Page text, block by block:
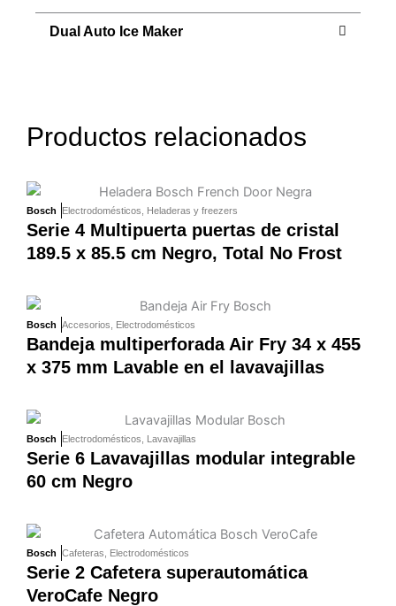
Dual Auto Ice Maker
Productos relacionados
Bosch Electrodomésticos Heladeras y freezers
Serie 4 Multipuerta puertas de cristal
189.5 x 85.5 cm Negro, Total No Frost
Bosch Accesorios Electrodomésticos
Bandeja multiperforada Air Fry 34 x 455
x 375 mm Lavable en el lavavajillas
Bosch Electrodomésticos Lavavajillas
Serie 6 Lavavajillas modular integrable
60 cm Negro
Bosch Cafeteras Electrodomésticos
Serie 2 Cafetera superautomática
VeroCafe Negro